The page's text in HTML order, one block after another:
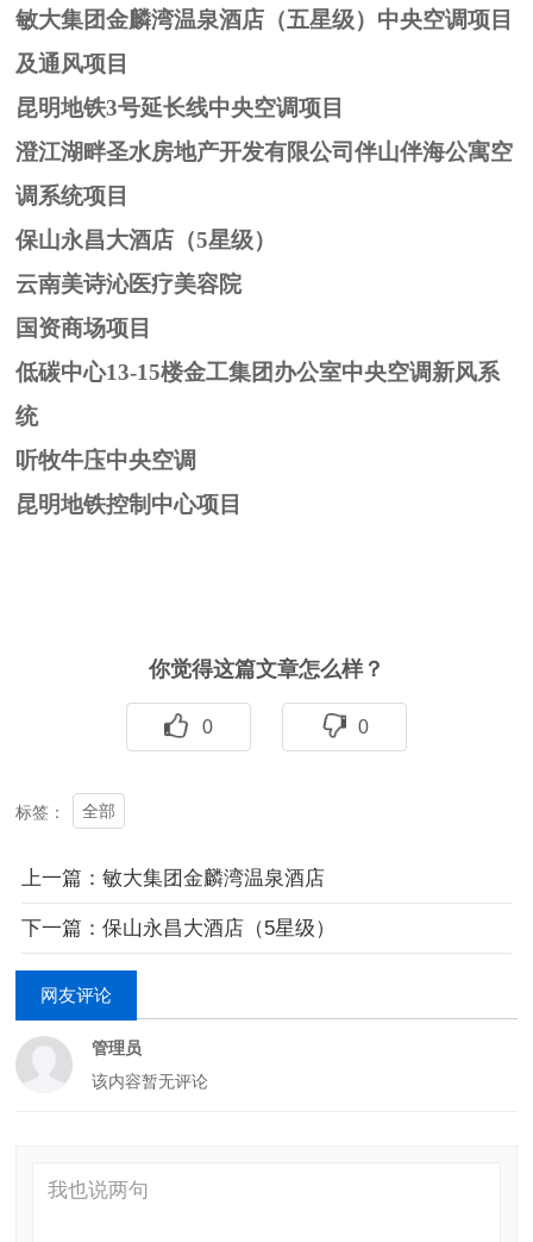
敏大集团金麟湾温泉酒店（五星级）中央空调项目
及通风项目
昆明地铁3号延长线中央空调项目
澄江湖畔圣水房地产开发有限公司伴山伴海公寓空
调系统项目
保山永昌大酒店（5星级）
云南美诗沁医疗美容院
国资商场项目
低碳中心13-15楼金工集团办公室中央空调新风系
统
听牧牛庒中央空调
昆明地铁控制中心项目
你觉得这篇文章怎么样？
0 0
标签： 全部
上一篇：敏大集团金麟湾温泉酒店
下一篇：保山永昌大酒店（5星级）
网友评论
管理员
该内容暂无评论